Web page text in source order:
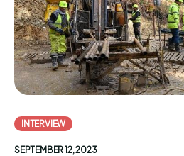
INTERVIEW
SEPTEMBER 12, 2023